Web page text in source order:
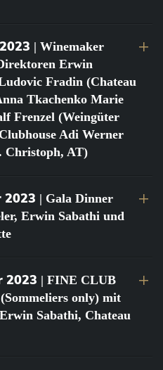
| Winemaker
Erwin
Fradin (Chateau
Tkachenko Marie
Frenzel (Weingüter
Adi Werner
Christoph, AT)
2023 | Gala Dinner
Erwin Sabathi und
2023 | FINE CLUB
only) mit
Sabathi, Chateau